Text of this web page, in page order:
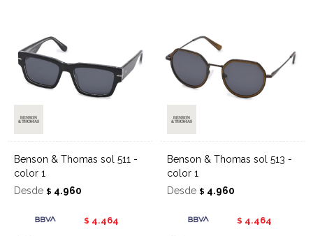
Benson & Thomas sol 511 -
color 1
Desde $ 4.960
$ 4.464
Benson & Thomas sol 513 -
color 1
Desde $ 4.960
$ 4.464